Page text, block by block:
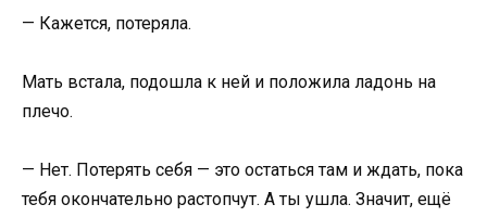
— Кажется, потеряла.
Мать встала, подошла к ней и положила ладонь на
плечо.
— Нет. Потерять себя — это остаться там и ждать, пока
тебя окончательно растопчут. А ты ушла. Значит, ещё